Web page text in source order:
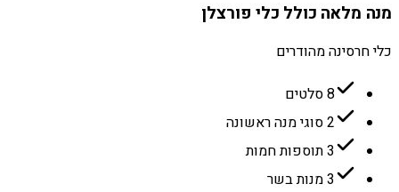
מנה מלאה כולל כלי פורצלן
כלי חרסינה מהודרים
8 סלטים
2 סוגי מנה ראשונה
3 תוספות חמות
3 מנות בשר